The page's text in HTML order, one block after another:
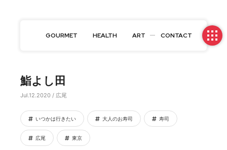
GOURMET HEALTH ART CONTACT
鮨よし田
Jul.12.2020 / 広尾
いつかは行きたい 大人のお寿司 寿司
広尾 東京